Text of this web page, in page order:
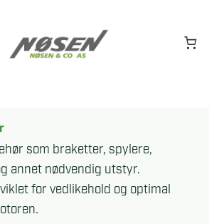
som braketter, spylere,
annet nødvendig utstyr.
for vedlikehold og optimal